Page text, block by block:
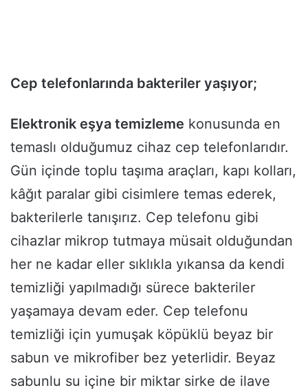
Cep telefonlarında bakteriler yaşıyor;
Elektronik eşya temizleme konusunda en
temaslı olduğumuz cihaz cep telefonlarıdır.
Gün içinde toplu taşıma araçları, kapı kolları,
kâğıt paralar gibi cisimlere temas ederek,
bakterilerle tanışırız. Cep telefonu gibi
cihazlar mikrop tutmaya müsait olduğundan
her ne kadar eller sıklıkla yıkansa da kendi
temizliği yapılmadığı sürece bakteriler
yaşamaya devam eder. Cep telefonu
temizliği için yumuşak köpüklü beyaz bir
sabun ve mikrofiber bez yeterlidir. Beyaz
sabunlu su içine bir miktar sirke de ilave